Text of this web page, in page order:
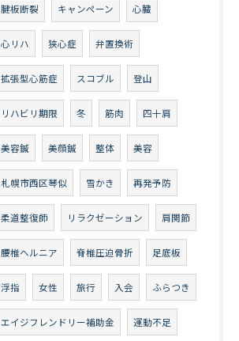
腱板断裂 キャンペーン 心臓
心リハ 狭心症 弁置換術
拡張型心筋症 スコブル 登山
リハビリ期限 冬 筋肉 四十肩
美容鍼 美顔鍼 整体 美容
札幌市西区琴似 雪かき 再発予防
柔道整復師 リラクゼーション 肩関節
腰椎ヘルニア 脊椎圧迫骨折 足底板
浮指 女性 旅行 入会 ふらつき
エイジフレンドリー補助金 運動不足